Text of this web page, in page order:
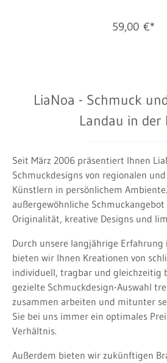
59,00 €*
LiaNoa - Schmuck
Landau in der
Seit März 2006 präsentiert Ihnen
Schmuckdesigns von regionalen
Künstlern in persönlichem
außergewöhnliche
Originalität, kreative Designs und
Durch unsere langjährige
bieten wir Ihnen Kreationen von
individuell, tragbar und gleichzeitig
gezielte Schmuckdesign-Auswahl
zusammen arbeiten und mitunter
Sie bei uns immer ein optimales
Verhältnis.
Außerdem bieten wir zukünftigen